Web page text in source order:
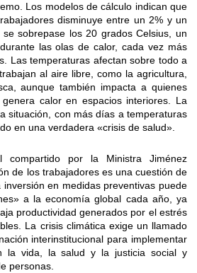
Los modelos de cálculo indican que
disminuye entre un 2% y un
sobrepase los 20 grados Celsius, un
las olas de calor, cada vez más
Las temperaturas afectan sobre todo a
al aire libre, como la agricultura,
aunque también impacta a quienes
calor en espacios interiores. La
situación, con más días a temperaturas
en una verdadera «crisis de salud».
compartido por la Ministra Jiménez
de los trabajadores es una cuestión de
en medidas preventivas puede
a la economía global cada año, ya
productividad generados por el estrés
La crisis climática exige un llamado
interinstitucional para implementar
la vida, la salud y la justicia social y
personas.